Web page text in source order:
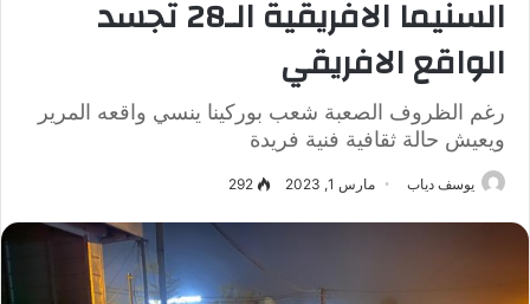
السنيما الافريقية الـ28 تجسد
الواقع الافريقي
رغم الظروف الصعبة شعب بوركينا ينسي واقعه المرير
ويعيش حالة ثقافية فنية فريدة
يوسف دياب مارس 1, 2023 292